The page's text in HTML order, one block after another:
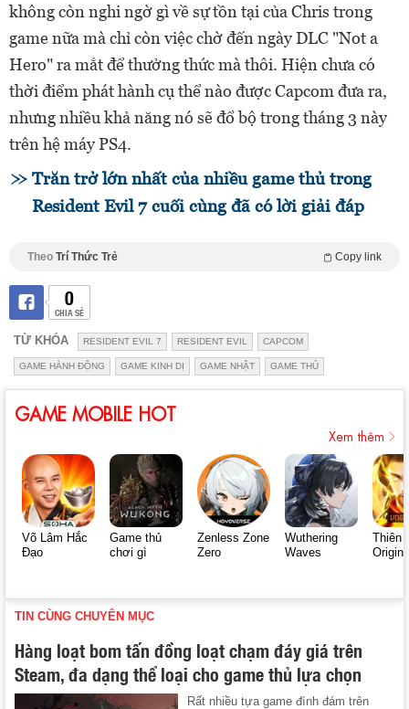
không còn nghi ngờ gì về sự tồn tại của Chris trong
game nữa mà chỉ còn việc chờ đến ngày DLC "Not a
Hero" ra mắt để thưởng thức mà thôi. Hiện chưa có
thời điểm phát hành cụ thể nào được Capcom đưa ra,
nhưng nhiều khả năng nó sẽ đổ bộ trong tháng 3 này
trên hệ máy PS4.
Trăn trở lớn nhất của nhiều game thủ trong
Resident Evil 7 cuối cùng đã có lời giải đáp
Theo Trí Thức Trẻ Copy link
0
CHIA SẺ
TỪ KHÓA RESIDENT EVIL 7 RESIDENT EVIL CAPCOM
GAME HÀNH ĐỘNG GAME KINH DỊ GAME NHẬT GAME THỦ
GAME MOBILE HOT
Xem thêm
Võ Lâm Hắc
Đạo
Game thủ
chơi gì
Zenless Zone
Zero
Wuthering
Waves
Thiên
Origin
TIN CÙNG CHUYÊN MỤC
Hàng loạt bom tấn đồng loạt chạm đáy giá trên
Steam, đa dạng thể loại cho game thủ lựa chọn
Rất nhiều tựa game đình đám trên